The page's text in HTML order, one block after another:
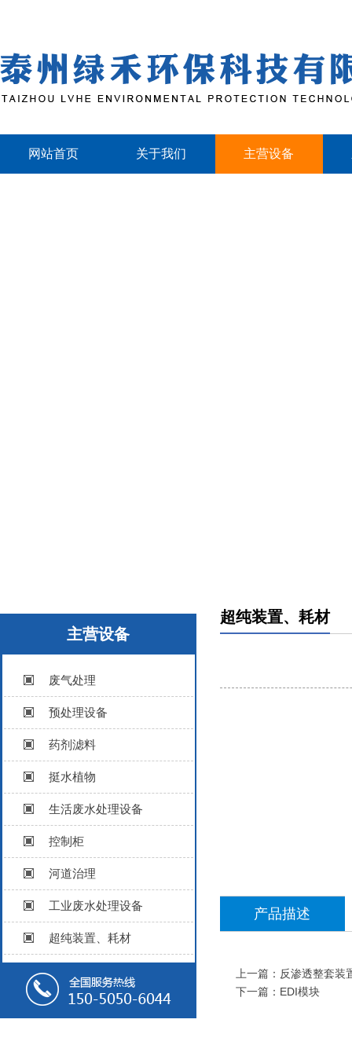
网站首页 关于我们 主营设备
主营设备
废气处理
预处理设备
药剂滤料
挺水植物
生活废水处理设备
控制柜
河道治理
工业废水处理设备
超纯装置、耗材
超纯装置、耗材
产品描述
上一篇： 反渗透整套装
下一篇： EDI模块